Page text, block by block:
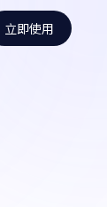
立即使用